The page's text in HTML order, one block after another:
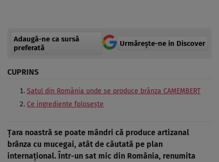
Adaugă-ne ca sursă
preferată
Urmărește-ne in Discover
CUPRINS
Satul din România unde se produce brânza CAMEMBERT
Ce ingrediente folosește
Țara noastră se poate mândri că produce artizanal
brânza cu mucegai, atât de căutată pe plan
internațional. Într-un sat mic din România, renumita